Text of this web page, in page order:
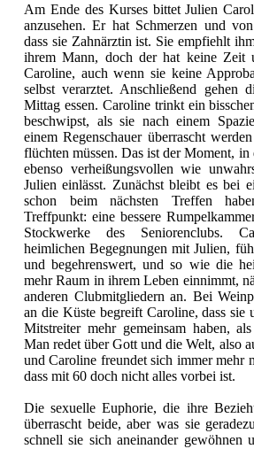
Am Ende des Kurses bittet Julien
anzusehen. Er hat Schmerzen und
dass sie Zahnärztin ist. Sie empfiehlt
ihrem Mann, doch der hat keine Zeit
Caroline, auch wenn sie keine
selbst verarztet. Anschließend gehen
Mittag essen. Caroline trinkt ein
beschwipst, als sie nach einem
einem Regenschauer überrascht
flüchten müssen. Das ist der Moment, in
ebenso verheißungsvollen wie
Julien einlässt. Zunächst bleibt es bei
schon beim nächsten Treffen
Treffpunkt: eine bessere
Stockwerke des Seniorenclubs.
heimlichen Begegnungen mit Julien,
und begehrenswert, und so wie die
mehr Raum in ihrem Leben einnimmt,
anderen Clubmitgliedern an. Bei
an die Küste begreift Caroline, dass sie
Mitstreiter mehr gemeinsam haben,
Man redet über Gott und die Welt, also
und Caroline freundet sich immer mehr
dass mit 60 doch nicht alles vorbei ist.
Die sexuelle Euphorie, die ihre
überrascht beide, aber was sie
schnell sie sich aneinander gewöhnen